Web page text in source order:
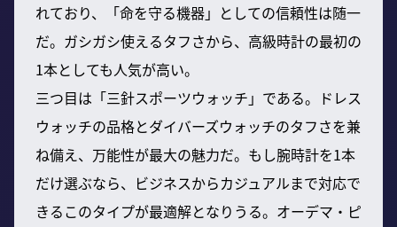
れており、「命を守る機器」としての信頼性は随一
だ。ガシガシ使えるタフさから、高級時計の最初の
1本としても人気が高い。
三つ目は「三針スポーツウォッチ」である。ドレス
ウォッチの品格とダイバーズウォッチのタフさを兼
ね備え、万能性が最大の魅力だ。もし腕時計を1本
だけ選ぶなら、ビジネスからカジュアルまで対応で
きるこのタイプが最適解となりうる。オーデマ・ピ